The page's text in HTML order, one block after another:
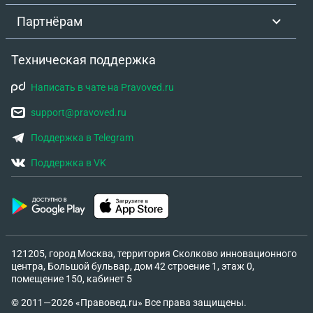
Партнёрам
Техническая поддержка
Написать в чате на Pravoved.ru
support@pravoved.ru
Поддержка в Telegram
Поддержка в VK
121205, город Москва, территория Сколково инновационного
центра, Большой бульвар, дом 42 строение 1, этаж 0,
помещение 150, кабинет 5
© 2011—2026 «Правовед.ru» Все права защищены.